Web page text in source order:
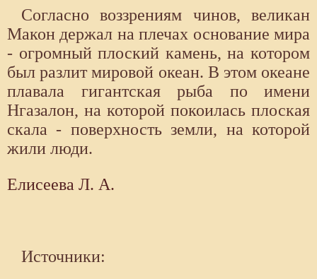
Согласно воззрениям чинов, великан
Макон держал на плечах основание мира
- огромный плоский камень, на котором
был разлит мировой океан. В этом океане
плавала гигантская рыба по имени
Нгазалон, на которой покоилась плоская
скала - поверхность земли, на которой
жили люди.
Елисеева Л. А.
Источники: